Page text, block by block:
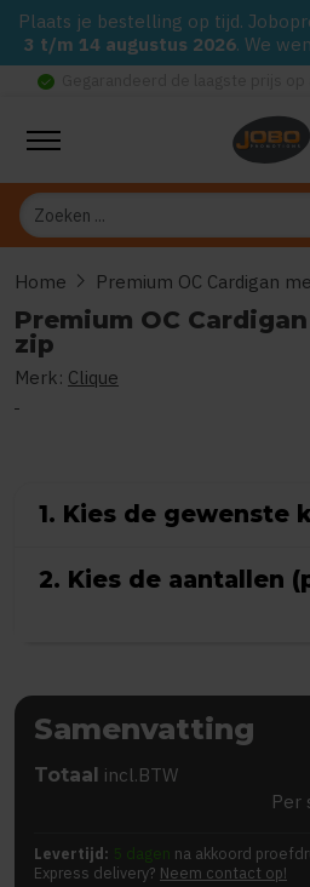
Plaats je bestelling op tijd.
3 t/m 14 augustus 2026. We
check_circle
Zoeken
Home chevron_right Premium OC Cardigan
Premium OC
zip
Merk: Clique
1. Kies de gewenste
2. Kies de aantallen
Samenvatting
Totaal incl.BTW
Per
Levertijd: 5 dagen na akkoord
Express delivery? Neem contact op!